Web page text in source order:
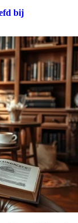
bij